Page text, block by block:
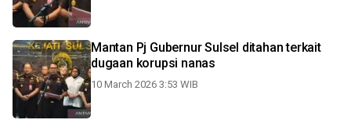
Mantan Pj Gubernur Sulsel ditahan terkait
dugaan korupsi nanas
10 March 2026 3:53 WIB